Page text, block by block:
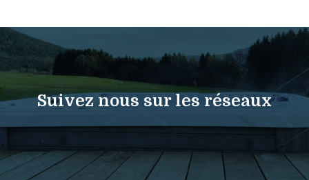
Suivez nous sur les réseaux